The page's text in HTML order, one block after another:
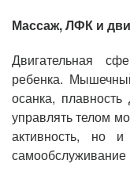
Массаж, ЛФК и
Двигательная
ребенка.
осанка,
управлять телом
активность, но
самообслуживание